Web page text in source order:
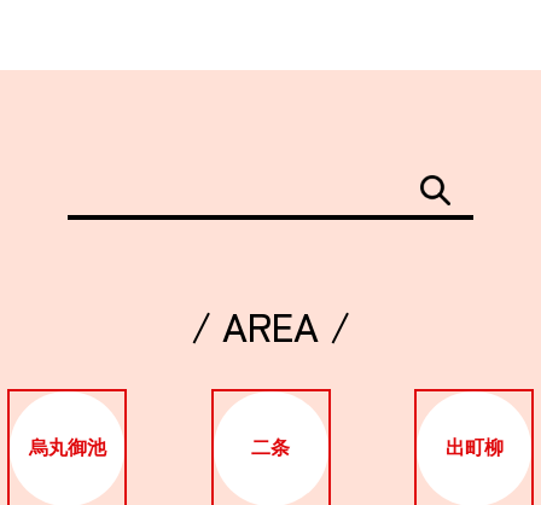
/ AREA /
烏丸御池 二条 出町柳